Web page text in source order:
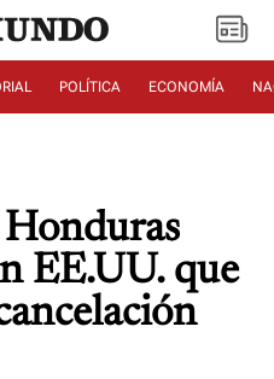
POLÍTICA ECONOMÍA
EE.UU. que